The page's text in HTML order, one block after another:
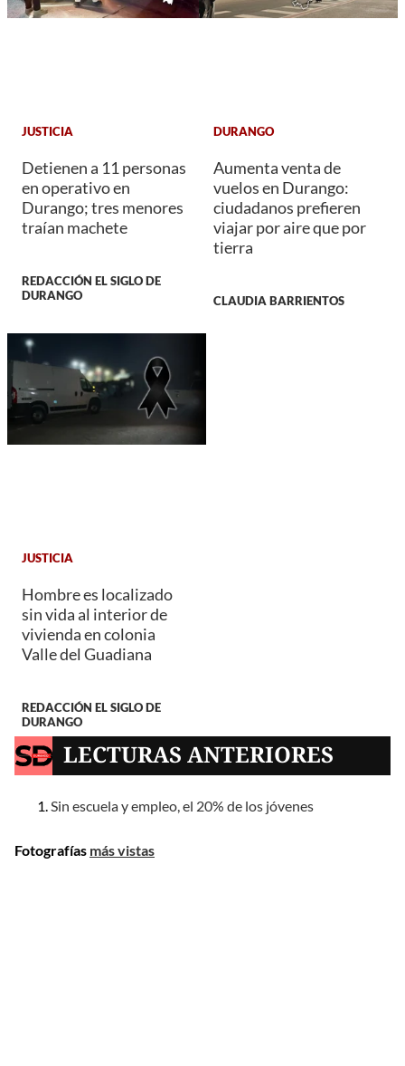
JUSTICIA
Detienen a 11 personas
en operativo en
Durango; tres menores
traían machete
REDACCIÓN EL SIGLO DE
DURANGO
DURANGO
Aumenta venta de
vuelos en Durango:
ciudadanos prefieren
viajar por aire que por
tierra
CLAUDIA BARRIENTOS
JUSTICIA
Hombre es localizado
sin vida al interior de
vivienda en colonia
Valle del Guadiana
REDACCIÓN EL SIGLO DE
DURANGO
LECTURAS ANTERIORES
Sin escuela y empleo, el 20% de los jóvenes
Fotografías más vistas